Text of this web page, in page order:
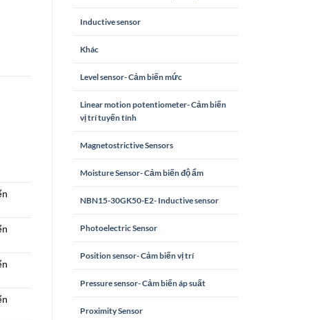
Inductive sensor
Khác
Level sensor- Cảm biến mức
Linear motion potentiometer- Cảm biến
vị trí tuyến tính
Magnetostrictive Sensors
Moisture Sensor- Cảm biến độ ẩm
NBN15-30GK50-E2- Inductive sensor
Photoelectric Sensor
Position sensor- Cảm biến vị trí
Pressure sensor- Cảm biến áp suất
Proximity Sensor